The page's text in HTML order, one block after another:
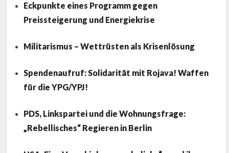
Eckpunkte eines Programm gegen
Preissteigerung und Energiekrise
Militarismus – Wettrüsten als Krisenlösung
Spendenaufruf: Solidarität mit Rojava! Waffen
für die YPG/YPJ!
PDS, Linkspartei und die Wohnungsfrage:
„Rebellisches“ Regieren in Berlin